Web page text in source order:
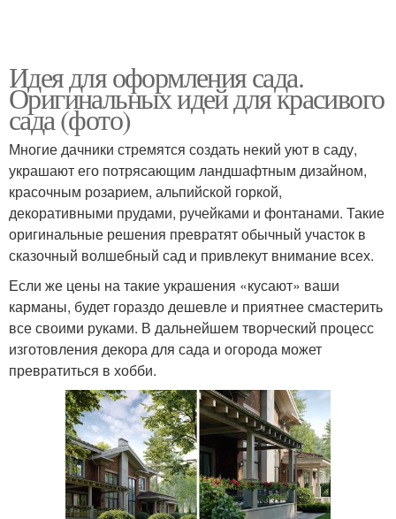
Идея для оформления сада.
Оригинальных идей для красивого
сада (фото)
Многие дачники стремятся создать некий уют в саду,
украшают его потрясающим ландшафтным дизайном,
красочным розарием, альпийской горкой,
декоративными прудами, ручейками и фонтанами. Такие
оригинальные решения превратят обычный участок в
сказочный волшебный сад и привлекут внимание всех.
Если же цены на такие украшения «кусают» ваши
карманы, будет гораздо дешевле и приятнее смастерить
все своими руками. В дальнейшем творческий процесс
изготовления декора для сада и огорода может
превратиться в хобби.